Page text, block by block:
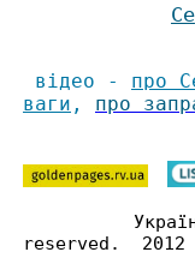
відео - про
ваги , про
reserved. 2012